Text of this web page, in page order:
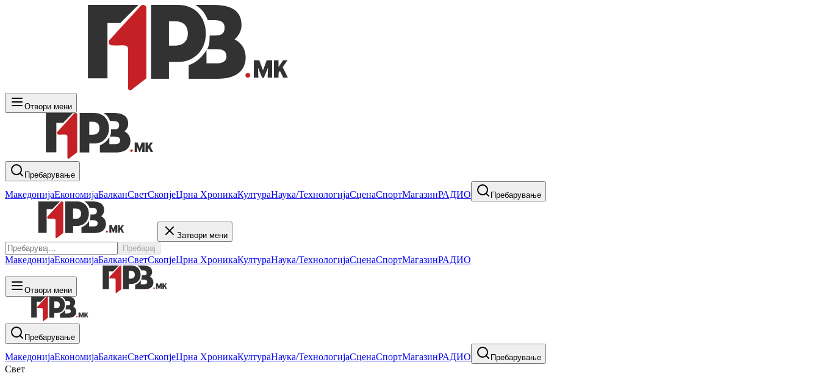
Отвори мени
Пребарување
МакедонијаЕкономијаБалканСветСкопјеЦрна ХроникаКултураНаука/ТехнологијаСценаСпортМагазинРАДИО Пребарување
Затвори мени
Пребарај
МакедонијаЕкономијаБалканСветСкопјеЦрна ХроникаКултураНаука/ТехнологијаСценаСпортМагазинРАДИО
Отвори мени
Пребарување
МакедонијаЕкономијаБалканСветСкопјеЦрна ХроникаКултураНаука/ТехнологијаСценаСпортМагазинРАДИО Пребарување
Свет